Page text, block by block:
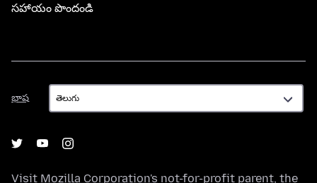
సహాయం పొందండి
భాష
భాష
Visit Mozilla Corporation's not-for-profit parent, the